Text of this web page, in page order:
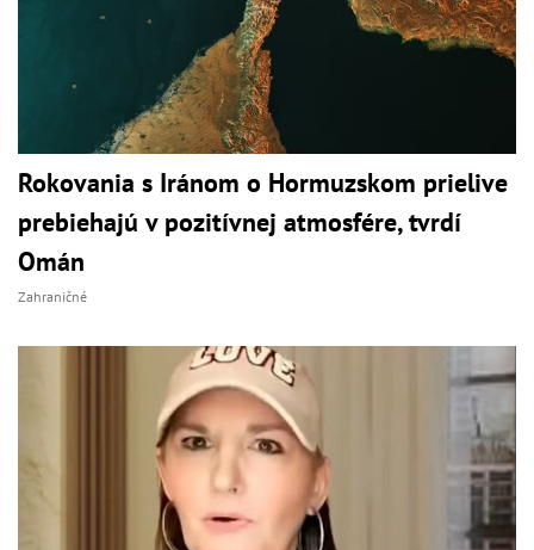
Rokovania s Iránom o Hormuzskom prielive
prebiehajú v pozitívnej atmosfére, tvrdí
Omán
Zahraničné